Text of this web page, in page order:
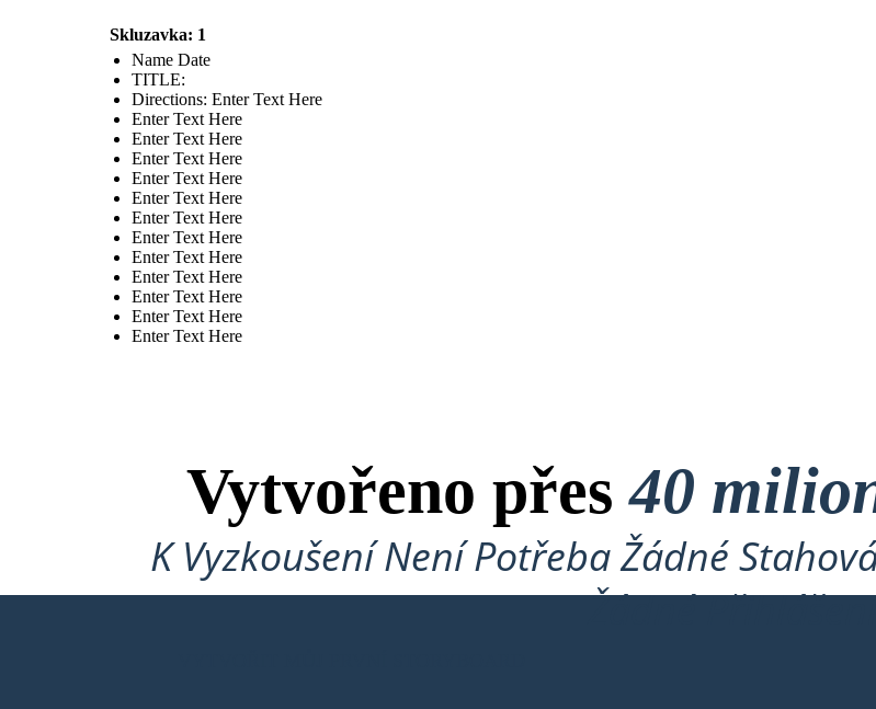
Skluzavka: 1
Name Date
TITLE :
Directions: Enter Text Here
Enter Text Here
Enter Text Here
Enter Text Here
Enter Text Here
Enter Text Here
Enter Text Here
Enter Text Here
Enter Text Here
Enter Text Here
Enter Text Here
Enter Text Here
Enter Text Here
Vytvořeno přes40
K Vyzkoušení Není Potřeba Žádné
Žádné